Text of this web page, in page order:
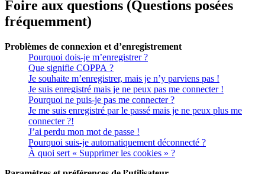
Foire aux questions (Questions posées
fréquemment)
Problèmes de connexion et d’enregistrement
Pourquoi dois-je m’enregistrer ?
Que signifie COPPA ?
Je souhaite m’enregistrer, mais je n’y parviens pas !
Je suis enregistré mais je ne peux pas me connecter !
Pourquoi ne puis-je pas me connecter ?
Je me suis enregistré par le passé mais je ne peux plus me
connecter ?!
J’ai perdu mon mot de passe !
Pourquoi suis-je automatiquement déconnecté ?
À quoi sert « Supprimer les cookies » ?